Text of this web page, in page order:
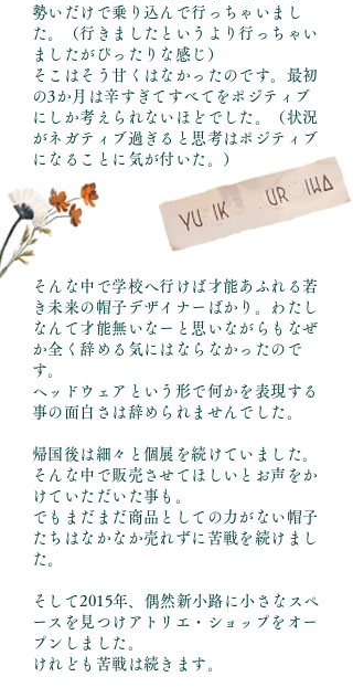
そんな中で学校へ行けば才能あふれる若
き未来の帽子デザイナーばかり。わたし
なんて才能無いなーと思いながらもなぜ
か全く辞める気にはならなかったので
す。
ヘッドウェアという形で何かを表現する
事の面白さは辞められませんでした。
帰国後は細々と個展を続けていました。
そんな中で販売させてほしいとお声をか
けていただいた事も。
でもまだまだ商品としての力がない帽子
たちはなかなか売れずに苦戦を続けまし
た。
そして2015年、偶然新小路に小さなスペ
ースを見つけアトリエ・ショップをオー
プンしました。
けれども苦戦は続きます。
勢いだけで乗り込んで行っちゃいまし
た。（行きましたというより行っちゃい
ましたがぴったりな感じ）
そこはそう甘くはなかったのです。最初
の3か月は辛すぎてすべてをポジティブ
にしか考えられないほどでした。（状況
がネガティブ過ぎると思考はポジティブ
になることに気が付いた。）